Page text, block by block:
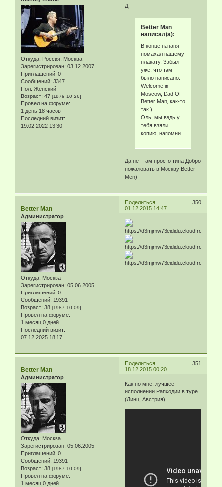
Откуда: Россия, Москва
Зарегистрирован: 03.12.2007
Приглашений: 0
Сообщений: 3347
Пол: Женский
Возраст: 47 [1978-10-26]
Провел на форуме:
1 день 18 часов
Последний визит:
19.02.2022 13:30
Д
Better Man
написал(а):
В конце папаня
помахал нашему
плакату. Забыл
уже, что там
было написано.
Welcome in
Moscow, Dad Of
Better Man, как-то
так )
Оль, мы ведь у
тебя взяли
копию, напомни.
Да нет там просто типа Добро
пожаловать в Москву Better
Men)
Поделиться
350
01.12.2015 14:47
Better Man
Администратор
Откуда: Москва
Зарегистрирован: 05.06.2005
Приглашений: 0
Сообщений: 19391
Возраст: 38 [1987-10-09]
Провел на форуме:
1 месяц 0 дней
Последний визит:
07.12.2025 18:17
Поделиться
351
18.12.2015 00:20
Better Man
Администратор
Откуда: Москва
Зарегистрирован: 05.06.2005
Приглашений: 0
Сообщений: 19391
Возраст: 38 [1987-10-09]
Провел на форуме:
1 месяц 0 дней
Как по мне, лучшее
исполнении Рапсодии в туре
(Линц, Австрия)